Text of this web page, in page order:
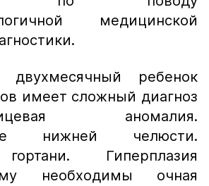
медицинской
ребенок
имеет сложный диагноз
лицевая аномалия.
нижней челюсти.
Гиперплазия
необходимы очная